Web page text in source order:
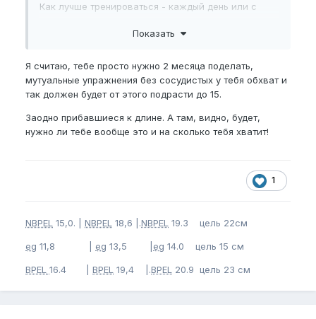
Как лучше тренироваться - каждый день или с
сосудистые тренировки? Можно ли использовать
Пока планирую такой режим: один день -
экстендер, второй - сосудистые, и так по кругу. Но
переживаю насчёт перетренированности - не
Буду благодарен за советы и опыт.
Показать
Я считаю, тебе просто нужно 2 месяца поделать,
мутуальные упражнения без сосудистых у тебя обхват и
так должен будет от этого подрасти до 15.
Заодно прибавшиеся к длине. А там, видно, будет,
нужно ли тебе вообще это и на сколько тебя хватит!
1
NBPEL 15,0. | NBPEL 18,6 |.NBPEL 19.3 цель 22см
eg 11,8 | eg 13,5 | eg 14.0 цель 15 см
BPEL 16.4 | BPEL 19,4 |.BPEL 20.9 цель 23 см